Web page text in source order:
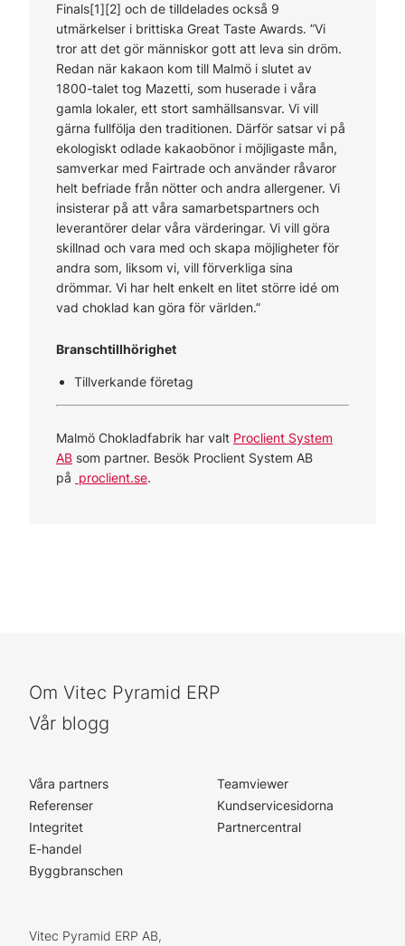
Finals[1][2] och de tilldelades också 9
utmärkelser i brittiska Great Taste Awards. ”Vi
tror att det gör människor gott att leva sin dröm.
Redan när kakaon kom till Malmö i slutet av
1800-talet tog Mazetti, som huserade i våra
gamla lokaler, ett stort samhällsansvar. Vi vill
gärna fullfölja den traditionen. Därför satsar vi på
ekologiskt odlade kakaobönor i möjligaste mån,
samverkar med Fairtrade och använder råvaror
helt befriade från nötter och andra allergener. Vi
insisterar på att våra samarbetspartners och
leverantörer delar våra värderingar. Vi vill göra
skillnad och vara med och skapa möjligheter för
andra som, liksom vi, vill förverkliga sina
drömmar. Vi har helt enkelt en litet större idé om
vad choklad kan göra för världen.”
Branschtillhörighet
Tillverkande företag
Malmö Chokladfabrik har valt Proclient System
AB som partner. Besök Proclient System AB
på proclient.se.
Om Vitec Pyramid ERP
Vår blogg
Våra partners
Referenser
Integritet
E-handel
Byggbranschen
Teamviewer
Kundservicesidorna
Partnercentral
Vitec Pyramid ERP AB,